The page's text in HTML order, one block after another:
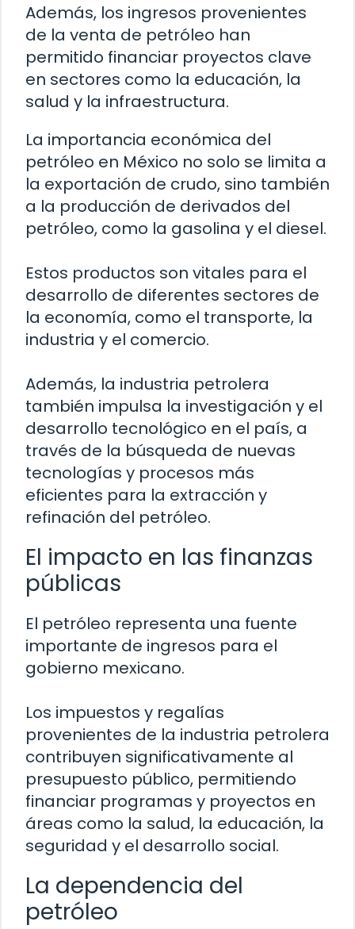
Además, los ingresos provenientes
de la venta de petróleo han
permitido financiar proyectos clave
en sectores como la educación, la
salud y la infraestructura.
La importancia económica del
petróleo en México no solo se limita a
la exportación de crudo, sino también
a la producción de derivados del
petróleo, como la gasolina y el diesel.
Estos productos son vitales para el
desarrollo de diferentes sectores de
la economía, como el transporte, la
industria y el comercio.
Además, la industria petrolera
también impulsa la investigación y el
desarrollo tecnológico en el país, a
través de la búsqueda de nuevas
tecnologías y procesos más
eficientes para la extracción y
refinación del petróleo.
El impacto en las finanzas
públicas
El petróleo representa una fuente
importante de ingresos para el
gobierno mexicano.
Los impuestos y regalías
provenientes de la industria petrolera
contribuyen significativamente al
presupuesto público, permitiendo
financiar programas y proyectos en
áreas como la salud, la educación, la
seguridad y el desarrollo social.
La dependencia del
petróleo